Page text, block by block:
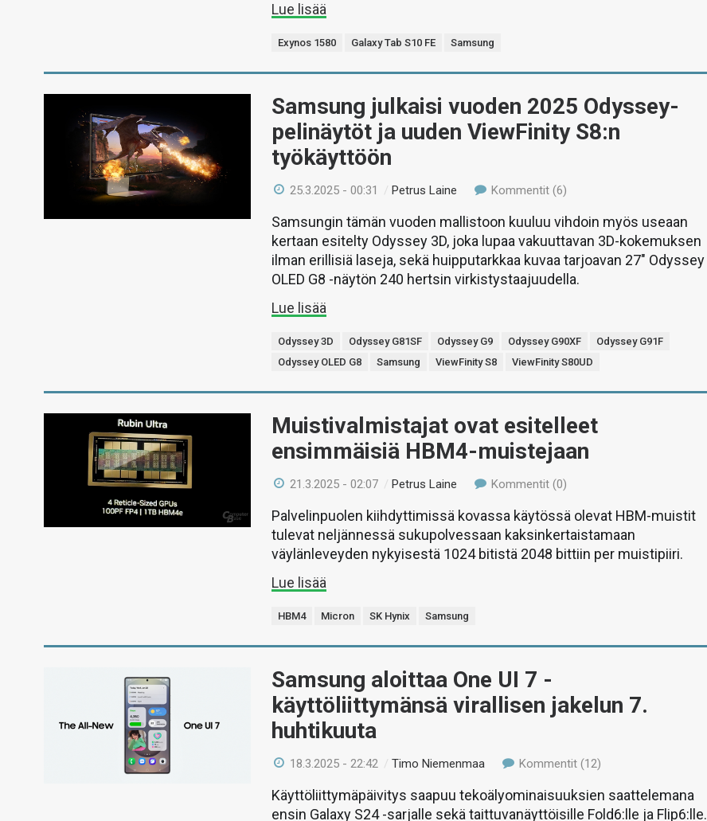
Lue lisää
Exynos 1580 Galaxy Tab S10 FE Samsung
Samsung julkaisi vuoden 2025 Odyssey-
pelinäytöt ja uuden ViewFinity S8:n
työkäyttöön
25.3.2025 - 00:31 /Petrus Laine Kommentit (6)
Samsungin tämän vuoden mallistoon kuuluu vihdoin myös useaan
kertaan esitelty Odyssey 3D, joka lupaa vakuuttavan 3D-kokemuksen
ilman erillisiä laseja, sekä huipputarkkaa kuvaa tarjoavan 27″ Odyssey
OLED G8 -näytön 240 hertsin virkistystaajuudella.
Lue lisää
Odyssey 3D Odyssey G81SF Odyssey G9 Odyssey G90XF
Odyssey G91F
Odyssey OLED G8
Samsung ViewFinity S8 ViewFinity S80UD
Muistivalmistajat ovat esitelleet
ensimmäisiä HBM4-muistejaan
21.3.2025 - 02:07 /Petrus Laine Kommentit (0)
Palvelinpuolen kiihdyttimissä kovassa käytössä olevat HBM-muistit
tulevat neljännessä sukupolvessaan kaksinkertaistamaan
väylänleveyden nykyisestä 1024 bitistä 2048 bittiin per muistipiiri.
Lue lisää
HBM4 Micron SK Hynix Samsung
Samsung aloittaa One UI 7 -
käyttöliittymänsä virallisen jakelun 7.
huhtikuuta
18.3.2025 - 22:42 /Timo Niemenmaa Kommentit (12)
Käyttöliittymäpäivitys saapuu tekoälyominaisuuksien saattelemana
ensin Galaxy S24 -sarjalle sekä taittuvanäyttöisille Fold6:lle ja Flip6:lle.